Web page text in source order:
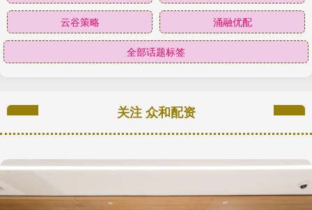
云谷策略 涌融优配
全部话题标签
关注 众和配资